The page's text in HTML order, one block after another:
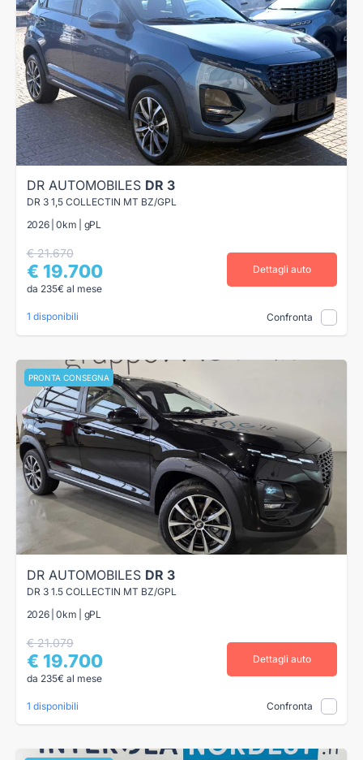
DR AUTOMOBILES DR 3
DR 3 1,5 COLLECTIN MT BZ/GPL
2026 | 0km | gPL
€ 21.670
€ 19.700
da 235€ al mese
Dettagli auto
1 disponibili Confronta
PRONTA CONSEGNA
DR AUTOMOBILES DR 3
DR 3 1.5 COLLECTIN MT BZ/GPL
2026 | 0km | gPL
€ 21.079
€ 19.700
da 235€ al mese
Dettagli auto
1 disponibili Confronta